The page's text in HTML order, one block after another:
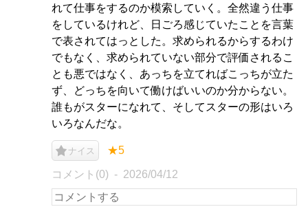
れて仕事をするのか模索していく。全然違う仕事
をしているけれど、日ごろ感じていたことを言葉
で表されてはっとした。求められるからするわけ
でもなく、求められていない部分で評価されるこ
とも悪ではなく、あっちを立てればこっちが立た
ず、どっちを向いて働けばいいのか分からない。
誰もがスターになれて、そしてスターの形はいろ
いろなんだな。
ナイス ★5
コメント(0) 2026/04/12